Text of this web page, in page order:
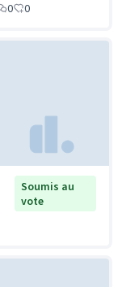
0 0
Soumis au
vote